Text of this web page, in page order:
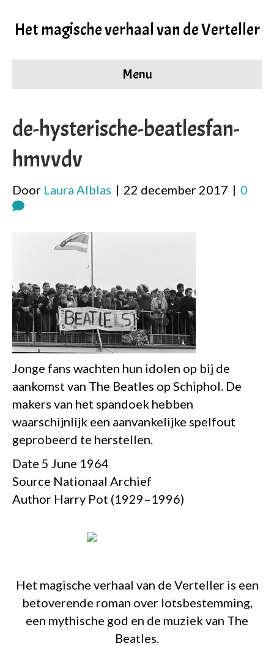
Het magische verhaal van de Verteller
Menu
de-hysterische-beatlesfan-
hmvvdv
Door Laura Alblas | 22 december 2017 | 0
Jonge fans wachten hun idolen op bij de
aankomst van The Beatles op Schiphol. De
makers van het spandoek hebben
waarschijnlijk een aanvankelijke spelfout
geprobeerd te herstellen.
Date 5 June 1964
Source Nationaal Archief
Author Harry Pot (1929–1996)
Het magische verhaal van de Verteller is een
betoverende roman over lotsbestemming,
een mythische god en de muziek van The
Beatles.